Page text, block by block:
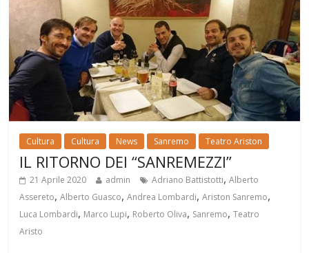
Cultura Cultura News Sanremo Teatro Ariston
IL RITORNO DEI “SANREMEZZI”
21 Aprile 2020 admin Adriano Battistotti,Alberto
Assereto,Alberto Guasco,Andrea Lombardi,Ariston Sanremo,
Luca Lombardi, Marco Lupi, Roberto Oliva, Sanremo,Teatro
Aristo